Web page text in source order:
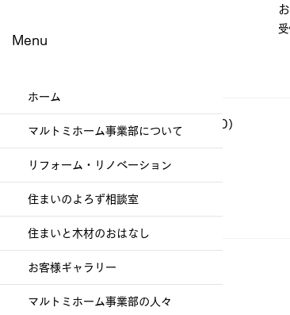
Menu
イベント・教室・見学会
（60）
その他
（1）
1件の記事
社員日記 （86）
お知らせ （4）
ホーム
マルトミホーム事業部について
リフォーム・リノベーション
住まいのよろず相談室
住まいと木材のおはなし
お客様ギャラリー
マルトミホーム事業部の人々